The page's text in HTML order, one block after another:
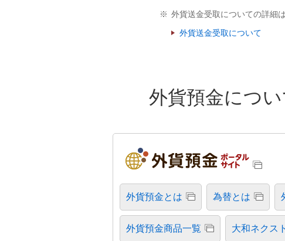
※ 外貨送金受取についての詳細
外貨送金受取について
外貨預金につ
外貨預金とは 為替とは
外貨預金商品一覧 大和ネクス